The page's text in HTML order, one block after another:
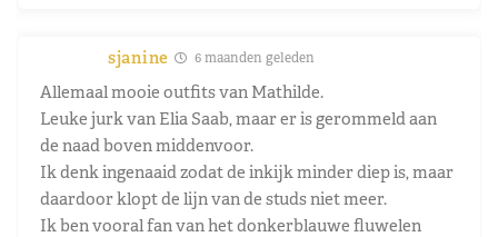
sjanine 6 maanden geleden
Allemaal mooie outfits van Mathilde.
Leuke jurk van Elia Saab, maar er is gerommeld aan
de naad boven middenvoor.
Ik denk ingenaaid zodat de inkijk minder diep is, maar
daardoor klopt de lijn van de studs niet meer.
Ik ben vooral fan van het donkerblauwe fluwelen